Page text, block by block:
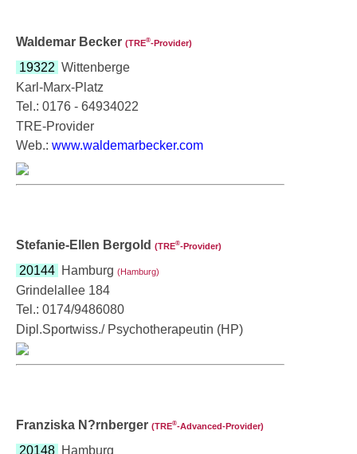
Waldemar Becker (TRE®‑Provider)
19322 Wittenberge
Karl-Marx-Platz
Tel.: 0176 - 64934022
TRE-Provider
Web.: www.waldemarbecker.com
Stefanie-Ellen Bergold (TRE®‑Provider)
20144 Hamburg (Hamburg)
Grindelallee 184
Tel.: 0174/9486080
Dipl.Sportwiss./ Psychotherapeutin (HP)
Franziska N?rnberger (TRE®‑Advanced-Provider)
20148 Hamburg